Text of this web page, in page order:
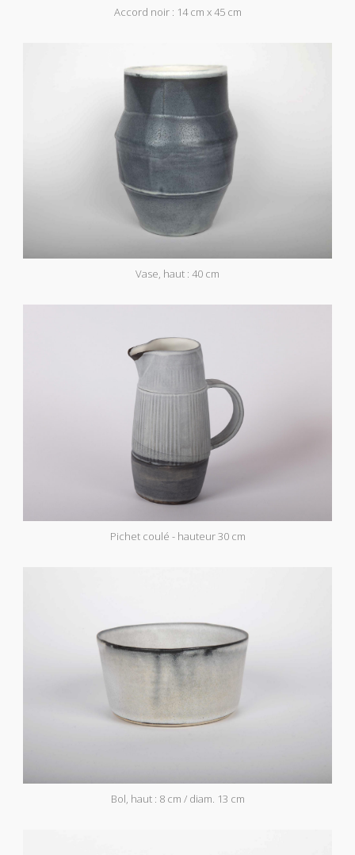
Accord noir : 14 cm x 45 cm
Vase, haut : 40 cm
Pichet coulé - hauteur 30 cm
Bol, haut : 8 cm / diam. 13 cm